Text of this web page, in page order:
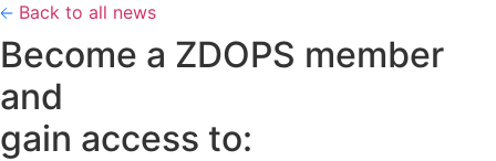
Back to all news
Become a ZDOPS member
and
gain access to: